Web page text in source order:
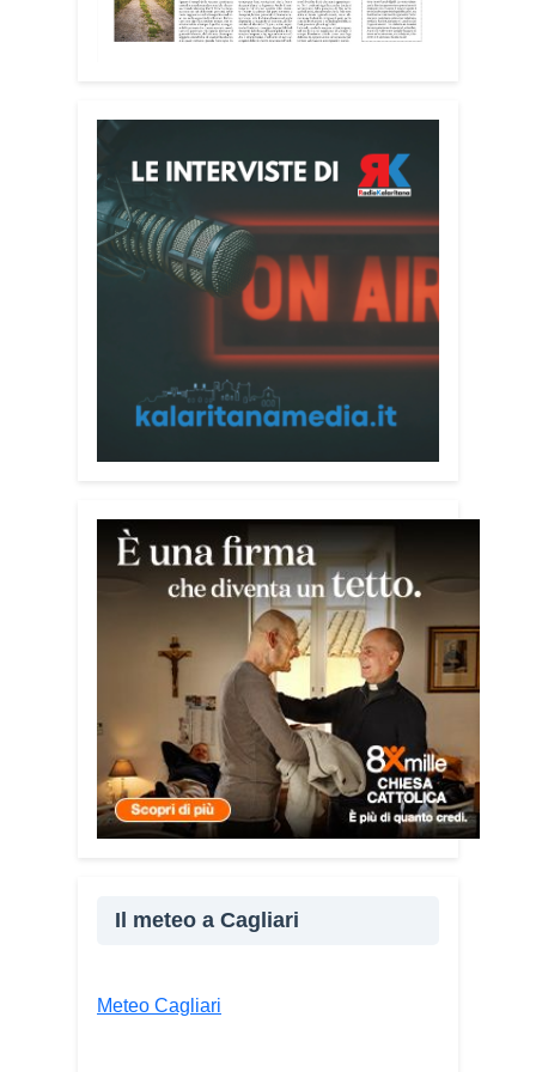
Attenzione alle telefonate
Una pubblicazione di servizio dedicata
alla prevenzione delle truffe ai danni
degli anziani e delle persone più fragili.
Vademecum contro le truffe,
Passi di Speranzae da anni
impegnato nel sostegno alle persone
più vulnerabili. «L’idea di realizzare il
soprattutto le persone più fragili: anziani,
malati e persone socialmente isolate,
che spesso vengono lasciate sole e
senza strumenti per difendersi. La mia
esperienza personale e il contatto
diretto con chi vive situazioni di
vulnerabilità mi hanno spinto a creare
uno strumento semplice, concreto e
facilmente consultabile. L’obiettivo era
accompagnare le persone, non
spaventarle o farle sentire giudicate».
d’allarme e comportamenti utili da
e che punta soprattutto a prevenire.
Il meteo a Cagliari
Meteo Cagliari